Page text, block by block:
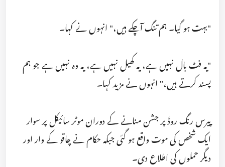
"بہت ہو گیا۔ ہم تنگ آچکے ہیں،" انہوں نے کہا۔
"یہ فٹ بال نہیں ہے، یہ کھیل نہیں ہے، یہ وہ نہیں ہے جو ہم
پسند کرتے ہیں،" انہوں نے مزید کہا۔
پیرس رنگ روڈ پر جشن منانے کے دوران موٹر سائیکل پر سوار
ایک شخص کی موت واقع ہو گئی جبکہ حکام نے چاقو کے وار اور
دیگر حملوں کی اطلاع دی۔